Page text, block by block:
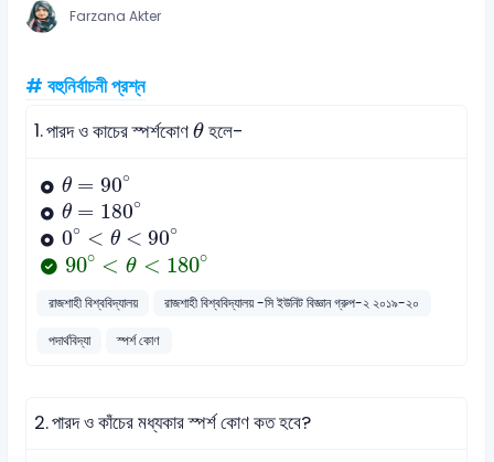
Farzana Akter
# বহুনির্বাচনী প্রশ্ন
1.পারদ ও কাচের স্পর্শকোণ θ
θহলে-
θ = 90∘
θ 90∘
θ = 180∘
θ 180∘
0∘ < θ < 90∘
0∘ <θ<90∘
90∘ < θ < 180∘
90∘ < θ< 180∘
রাজশাহী বিশ্ববিদ্যালয়
রাজশাহী বিশ্ববিদ্যালয় -সি ইউনিট বিজ্ঞান গ্রুপ-২ ২০১৯-২০
পদার্থবিদ্যা
স্পর্শ কোণ
2.পারদ ও কাঁচের মধ্যকার স্পর্শ কোণ কত হবে?